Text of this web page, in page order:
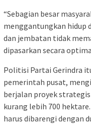
“Sebagian besar
menggantungkan hidup
dan jembatan tidak
dipasarkan secara
Politisi Partai Gerindra
pemerintah pusat,
berjalan proyek
kurang lebih 700
harus dibarengi dengan